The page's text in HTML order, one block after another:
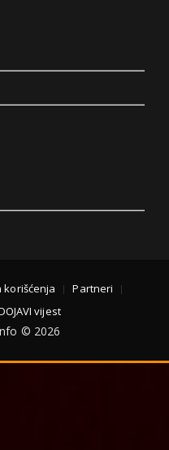
korišćenja
Partneri
vijest
© 2026